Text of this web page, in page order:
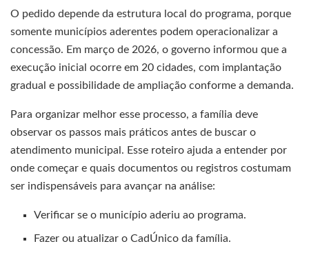
O pedido depende da estrutura local do programa, porque
somente municípios aderentes podem operacionalizar a
concessão. Em março de 2026, o governo informou que a
execução inicial ocorre em 20 cidades, com implantação
gradual e possibilidade de ampliação conforme a demanda.
Para organizar melhor esse processo, a família deve
observar os passos mais práticos antes de buscar o
atendimento municipal. Esse roteiro ajuda a entender por
onde começar e quais documentos ou registros costumam
ser indispensáveis para avançar na análise:
Verificar se o município aderiu ao programa.
Fazer ou atualizar o CadÚnico da família.